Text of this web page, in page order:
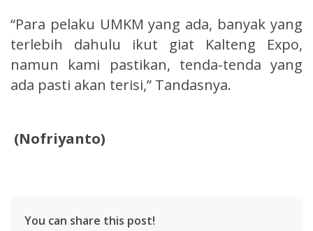
“Para pelaku UMKM yang ada, banyak yang
terlebih dahulu ikut giat Kalteng Expo,
namun kami pastikan, tenda-tenda yang
ada pasti akan terisi,” Tandasnya.
(Nofriyanto)
You can share this post!